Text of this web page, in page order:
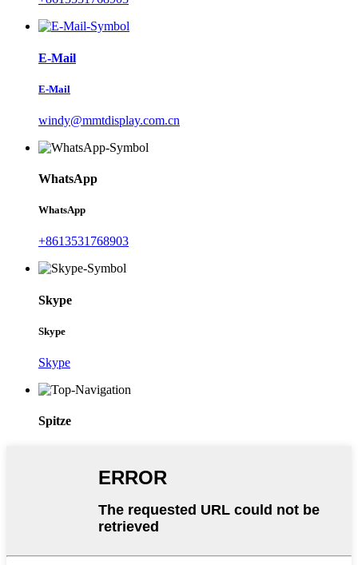
E-Mail
E-Mail
windy@mmtdisplay.com.cn
WhatsApp
WhatsApp
+8613531768903
Skype
Skype
Skype
Spitze